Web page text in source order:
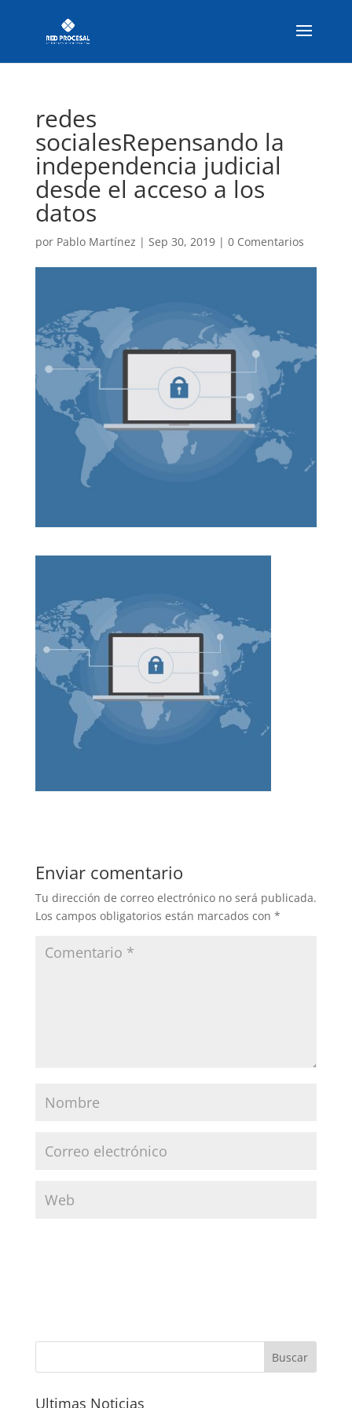
redes
socialesRepensando la
independencia judicial
desde el acceso a los
datos
por Pablo Martínez | Sep 30, 2019| 0 Comentarios
Enviar comentario
Tu dirección de correo electrónico no será publicada.
Los campos obligatorios están marcados con *
Ultimas Noticias